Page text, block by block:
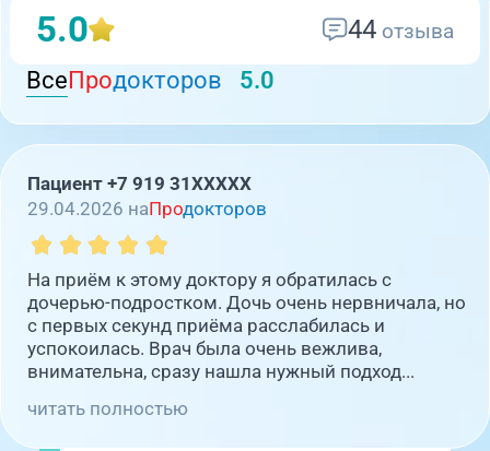
5.0 44отзыва
Все Продокторов 5.0
Пациент +7 919 31XXXXX
29.04.2026 наПродокторов
На приём к этому доктору я обратилась с
дочерью-подростком. Дочь очень нервничала, но
с первых секунд приёма расслабилась и
успокоилась. Врач была очень вежлива,
внимательна, сразу нашла нужный подход...
читать полностью